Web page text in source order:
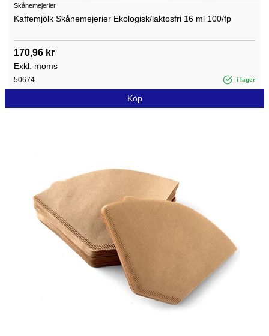
Skånemejerier
Kaffemjölk Skånemejerier Ekologisk/laktosfri 16 ml 100/fp
170,96 kr
Exkl. moms
50674 i lager
Köp